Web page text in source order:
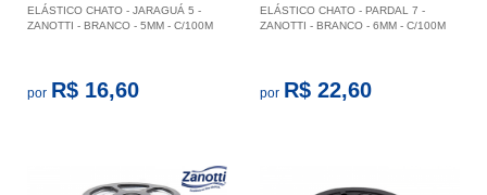
ELÁSTICO CHATO - JARAGUÁ 5 -
ZANOTTI - BRANCO - 5MM - C/100M
por R$ 16,60
ELÁSTICO CHATO - PARDAL 7 -
ZANOTTI - BRANCO - 6MM - C/100M
por R$ 22,60